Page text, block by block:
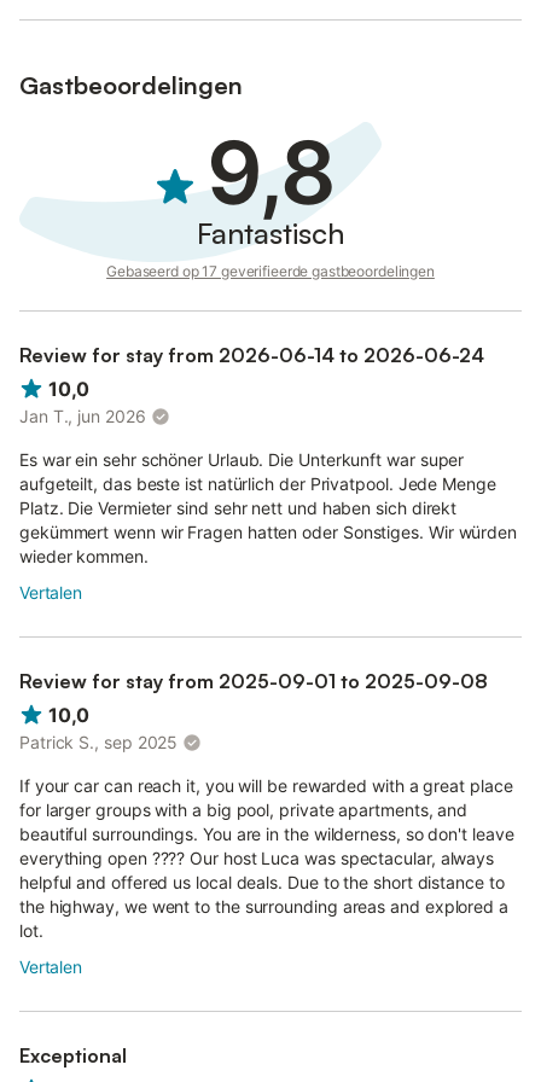
Te betalen bij boeking met de huurprijs:
Niet inbegrepen in de huurprijs:
Extra bed (op aanvraag): € 100,00 per persoon per week
Restitueerbare borgsom contant (verplicht): € 500,00
Verwarming: € 5,00 per kubieke meter
Babybed (op aanvraag): € 50,00 per week
Toeristenbelasting (verplicht): € 2,00 per persoon per dag
Inbegrepen in de huurprijs:
Bedlinnen en handdoeken (initiële set)
Gastbeoordelingen
9,8
Fantastisch
Gebaseerd op 17 geverifieerde gastbeoordelingen
Review for stay from 2026-06-14 to 2026-06-24
10,0
Jan T., jun 2026
Es war ein sehr schöner Urlaub. Die Unterkunft war super
aufgeteilt, das beste ist natürlich der Privatpool. Jede Menge
Platz. Die Vermieter sind sehr nett und haben sich direkt
gekümmert wenn wir Fragen hatten oder Sonstiges. Wir würden
wieder kommen.
Vertalen
Review for stay from 2025-09-01 to 2025-09-08
10,0
Patrick S., sep 2025
If your car can reach it, you will be rewarded with a great place
for larger groups with a big pool, private apartments, and
beautiful surroundings. You are in the wilderness, so don't leave
everything open ???? Our host Luca was spectacular, always
helpful and offered us local deals. Due to the short distance to
the highway, we went to the surrounding areas and explored a
lot.
Vertalen
Exceptional